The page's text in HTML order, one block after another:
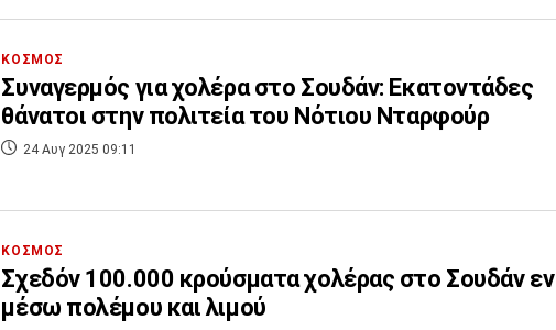
ΚΟΣΜΟΣ
Συναγερμός για χολέρα στο Σουδάν: Εκατοντάδες
θάνατοι στην πολιτεία του Νότιου Νταρφούρ
24 Αυγ 2025 09:11
ΚΟΣΜΟΣ
Σχεδόν 100.000 κρούσματα χολέρας στο Σουδάν εν
μέσω πολέμου και λιμού